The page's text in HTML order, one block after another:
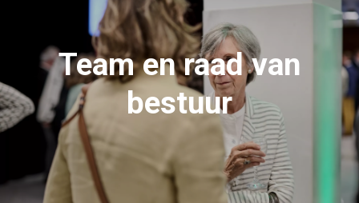
Team en raad van
bestuur